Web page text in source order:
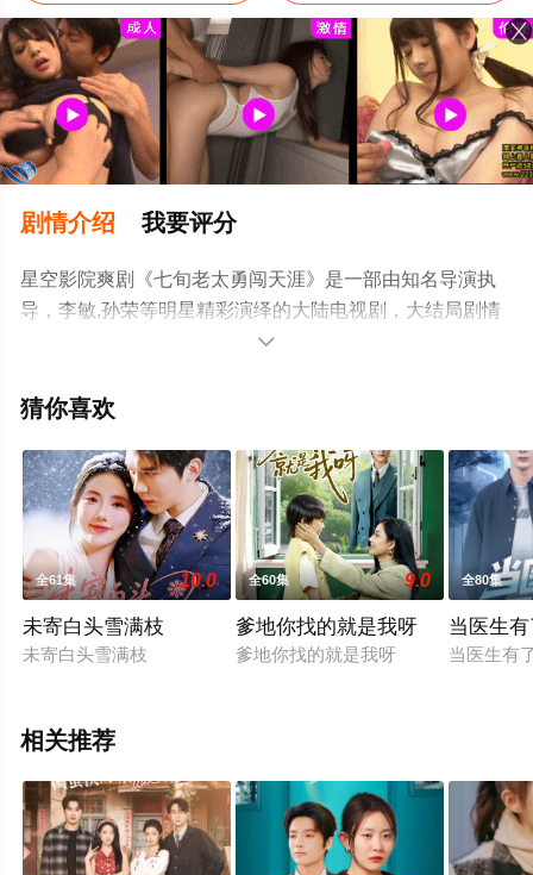
剧情介绍 我要评分
星空影院爽剧《七旬老太勇闯天涯》是一部由知名导演执
导，李敏,孙荣等明星精彩演绎的大陆电视剧，大结局剧情
已揭晓（全73集），手机免费观看高清无删减完整版电视
剧、电视猫或剧情网等平台了解。

猜你喜欢
全61集 10.0
未寄白头雪满枝
未寄白头雪满枝
全60集 9.0
爹地你找的就是我呀
爹地你找的就是我呀
全80集
当医生
当医生有
相关推荐